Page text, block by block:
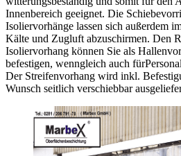
Innenbereich geeignet. Die
Isoliervorhänge lassen sich außerdem
Kälte und Zugluft abzuschirmen. Den
Isoliervorhang können Sie als
befestigen, wenngleich auch
Der Streifenvorhang wird inkl.
Wunsch seitlich verschiebbar